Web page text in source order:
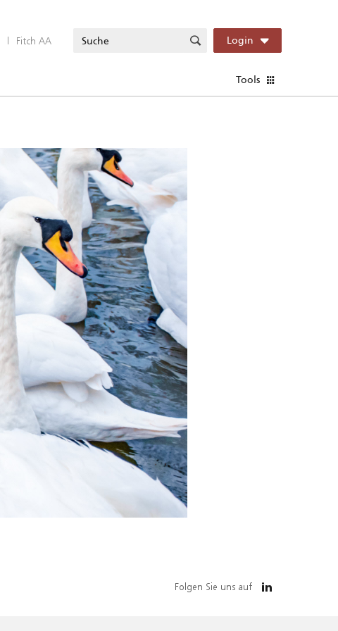
| Fitch AA Login
Tools
Folgen Sie uns auf